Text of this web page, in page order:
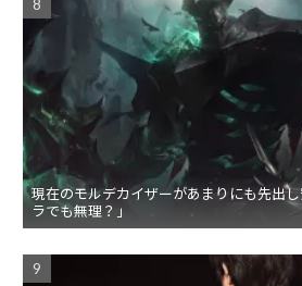
現在のモルデカイザーがあまりにも先出
ラでも無理？」